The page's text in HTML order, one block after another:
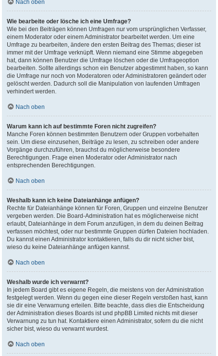
Nach oben
Wie bearbeite oder lösche ich eine Umfrage?
Wie bei den Beiträgen können Umfragen nur vom ursprünglichen Verfasser,
einem Moderator oder einem Administrator bearbeitet werden. Um eine
Umfrage zu bearbeiten, ändere den ersten Beitrag des Themas; dieser ist
immer mit der Umfrage verknüpft. Wenn niemand eine Stimme abgegeben
hat, dann können Benutzer die Umfrage löschen oder die Umfrageoption
bearbeiten. Sollte allerdings schon ein Benutzer abgestimmt haben, so kann
die Umfrage nur noch von Moderatoren oder Administratoren geändert oder
gelöscht werden. Dadurch soll die Manipulation von laufenden Umfragen
verhindert werden.
Nach oben
Warum kann ich auf bestimmte Foren nicht zugreifen?
Manche Foren können bestimmten Benutzern oder Gruppen vorbehalten
sein. Um diese einzusehen, Beiträge zu lesen, zu schreiben oder andere
Vorgänge durchzuführen, brauchst du möglicherweise besondere
Berechtigungen. Frage einen Moderator oder Administrator nach
entsprechenden Berechtigungen.
Nach oben
Weshalb kann ich keine Dateianhänge anfügen?
Rechte für Dateianhänge können für Foren, Gruppen und einzelne Benutzer
vergeben werden. Die Board-Administration hat es möglicherweise nicht
erlaubt, Dateianhänge in dem Forum anzufügen, in dem du deinen Beitrag
verfassen möchtest, oder nur bestimmte Gruppen dürfen Dateien hochladen.
Du kannst einen Administrator kontaktieren, falls du dir nicht sicher bist,
wieso du keine Dateianhänge anfügen kannst.
Nach oben
Weshalb wurde ich verwarnt?
In jedem Board gibt es eigene Regeln, die meistens von der Administration
festgelegt werden. Wenn du gegen eine dieser Regeln verstoßen hast, kann
sie dir eine Verwarnung erteilen. Bitte beachte, dass dies die Entscheidung
der Administration dieses Boards ist und phpBB Limited nichts mit dieser
Verwarnung zu tun hat. Kontaktiere einen Administrator, sofern du die nicht
sicher bist, wieso du verwarnt wurdest.
Nach oben